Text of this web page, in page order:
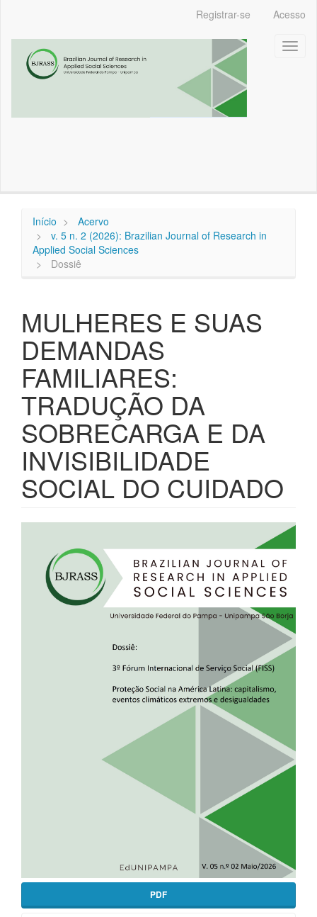
principal
Barra
Lateral
Registrar-se Acesso
Início
Acervo
v. 5 n. 2 (2026): Brazilian Journal of Research in
Applied Social Sciences
Dossiê
MULHERES E SUAS
DEMANDAS
FAMILIARES:
TRADUÇÃO DA
SOBRECARGA E DA
INVISIBILIDADE
SOCIAL DO CUIDADO
lateral
artigos
PDF